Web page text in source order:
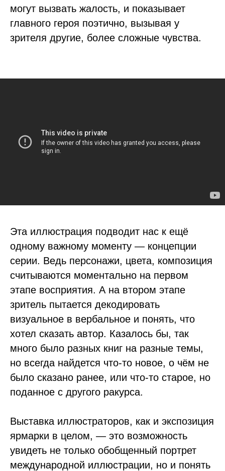
могут вызвать жалость, и показывает
главного героя поэтично, вызывая у
зрителя другие, более сложные чувства.
Эта иллюстрация подводит нас к ещё
одному важному моменту — концепции
серии. Ведь персонажи, цвета, композиция
считываются моментально на первом
этапе восприятия. А на втором этапе
зритель пытается декодировать
визуальное в вербальное и понять, что
хотел сказать автор. Казалось бы, так
много было разных книг на разные темы,
но всегда найдется что-то новое, о чём не
было сказано ранее, или что-то старое, но
поданное с другого ракурса.
Выставка иллюстраторов, как и экспозиция
ярмарки в целом, — это возможность
увидеть не только обобщенный портрет
международной иллюстрации, но и понять